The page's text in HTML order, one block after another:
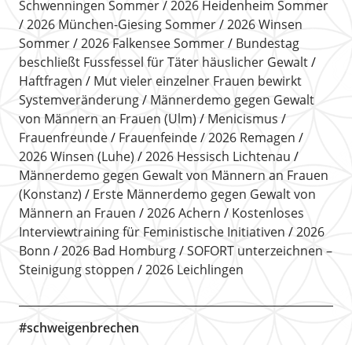
Schwenningen Sommer
2026 Heidenheim Sommer
2026 München-Giesing Sommer
2026 Winsen
Sommer
2026 Falkensee Sommer
Bundestag
beschließt Fussfessel für Täter häuslicher Gewalt
Haftfragen
Mut vieler einzelner Frauen bewirkt
Systemveränderung
Männerdemo gegen Gewalt
von Männern an Frauen (Ulm)
Menicismus
Frauenfreunde
Frauenfeinde
2026 Remagen
2026 Winsen (Luhe)
2026 Hessisch Lichtenau
Männerdemo gegen Gewalt von Männern an Frauen
(Konstanz)
Erste Männerdemo gegen Gewalt von
Männern an Frauen
2026 Achern
Kostenloses
Interviewtraining für Feministische Initiativen
2026
Bonn
2026 Bad Homburg
SOFORT unterzeichnen –
Steinigung stoppen
2026 Leichlingen
#schweigenbrechen